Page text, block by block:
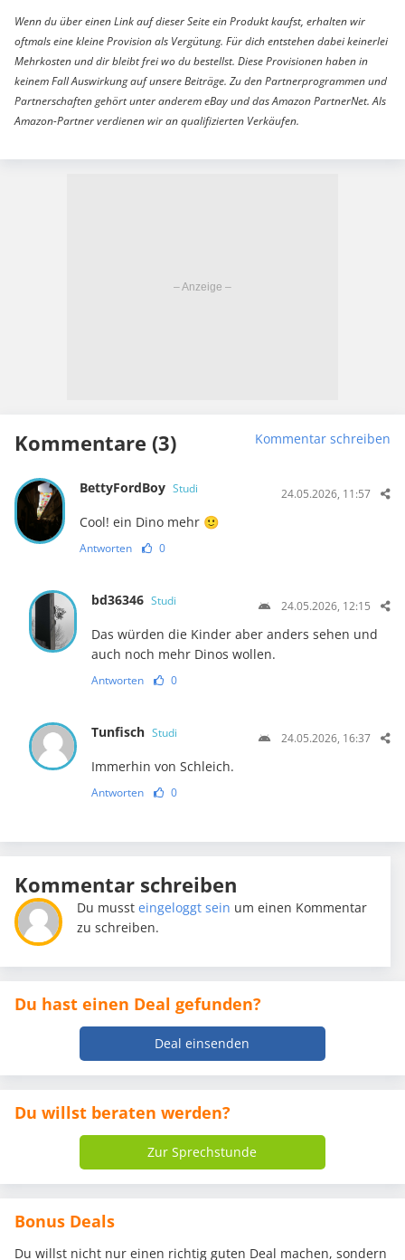
Wenn du über einen Link auf dieser Seite ein Produkt kaufst, erhalten wir
oftmals eine kleine Provision als Vergütung. Für dich entstehen dabei keinerlei
Mehrkosten und dir bleibt frei wo du bestellst. Diese Provisionen haben in
keinem Fall Auswirkung auf unsere Beiträge. Zu den Partnerprogrammen und
Partnerschaften gehört unter anderem eBay und das Amazon PartnerNet. Als
Amazon-Partner verdienen wir an qualifizierten Verkäufen.
Kommentare (3) Kommentar schreiben
BettyFordBoy Studi 24.05.2026, 11:57
Cool! ein Dino mehr 🙂
Antworten 0
bd36346 Studi 24.05.2026, 12:15
Das würden die Kinder aber anders sehen und
auch noch mehr Dinos wollen.
Antworten 0
Tunfisch Studi 24.05.2026, 16:37
Immerhin von Schleich.
Antworten 0
Kommentar schreiben
Du mussteingeloggt sein um einen Kommentar
zu schreiben.
Du hast einen Deal gefunden?
Deal einsenden
Du willst beraten werden?
Zur Sprechstunde
Bonus Deals
Du willst nicht nur einen richtig guten Deal machen, sondern